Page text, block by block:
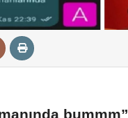
bummm”